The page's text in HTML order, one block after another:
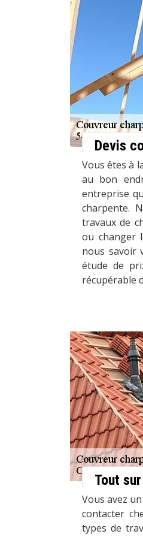
Devis
Vous êtes à
au bon
entreprise
charpente.
travaux de
ou changer
nous savoir
étude de
récupérable
Tout
Vous avez
contacter
types de